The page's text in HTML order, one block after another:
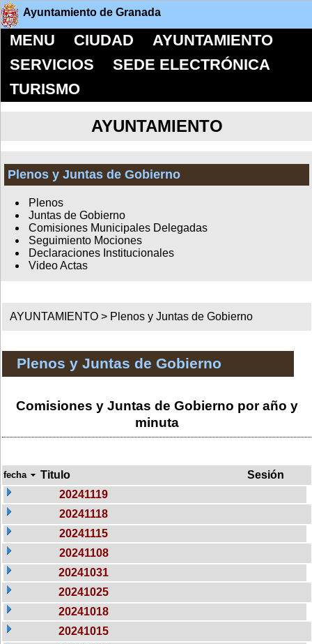
Ayuntamiento de Granada
MENU CIUDAD
AYUNTAMIENTO
SERVICIOS
SEDE ELECTRÓNICA
TURISMO
AYUNTAMIENTO
Plenos y Juntas de Gobierno
Plenos
Juntas de Gobierno
Comisiones Municipales Delegadas
Seguimiento Mociones
Declaraciones Institucionales
Video Actas
AYUNTAMIENTO > Plenos y Juntas de Gobierno
Plenos y Juntas de Gobierno
Comisiones y Juntas de Gobierno por año y
minuta
fecha Titulo
Sesión
20241119
20241118
20241115
20241108
20241031
20241025
20241018
20241015